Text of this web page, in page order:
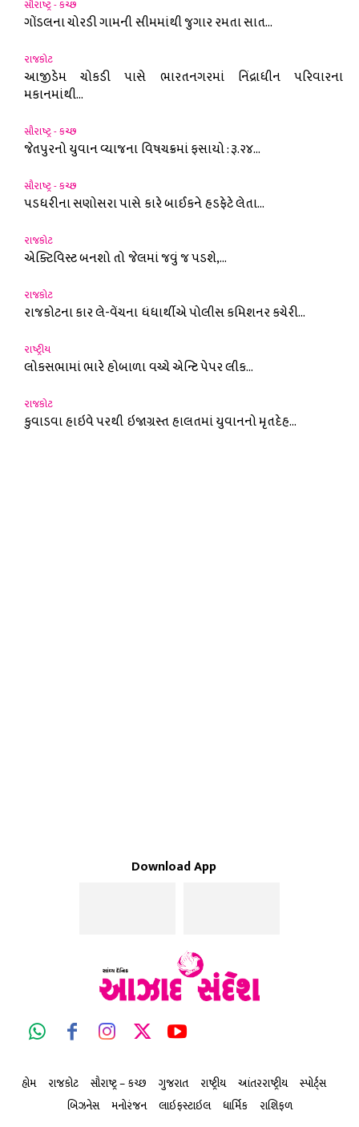
સૌરાષ્ટ્ર - કચ્છ
ગોંડલના ચોરડી ગામની સીમમાંથી જુગાર રમતા સાત...
રાજકોટ
આજીડેમ ચોકડી પાસે ભારતનગરમાં નિંદ્રાધીન પરિવારના
મકાનમાંથી...
સૌરાષ્ટ્ર - કચ્છ
જેતપુરનો યુવાન વ્યાજના વિષચક્રમાં ફસાયો : રૂ.૨૪...
સૌરાષ્ટ્ર - કચ્છ
પડધરીના સણોસરા પાસે કારે બાઈકને હડફેટે લેતા...
રાજકોટ
એક્ટિવિસ્ટ બનશો તો જેલમાં જવું જ પડશે,...
રાજકોટ
રાજકોટના કાર લે-વેંચના ધંધાર્થીએ પોલીસ કમિશનર કચેરી...
રાષ્ટ્રીય
લોકસભામાં ભારે હોબાળા વચ્ચે એન્ટિ પેપર લીક...
રાજકોટ
કુવાડવા હાઇવે પરથી ઇજાગ્રસ્ત હાલતમાં યુવાનનો મૃતદેહ...
Download App
હોમ રાજકોટ સૌરાષ્ટ્ર – કચ્છ ગુજરાત રાષ્ટ્રીય આંતરરાષ્ટ્રીય
સ્પોર્ટ્સ
બિઝનેસ
મનોરંજન લાઇફસ્ટાઇલ ધાર્મિક રાશિફળ